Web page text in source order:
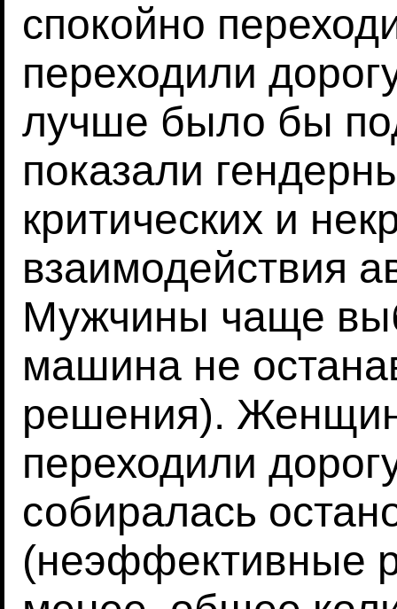
спокойно
переходили
лучше было бы
показали
критических и
взаимодействия
Мужчины чаще
машина не
решения).
переходили
собиралась
(неэффективные